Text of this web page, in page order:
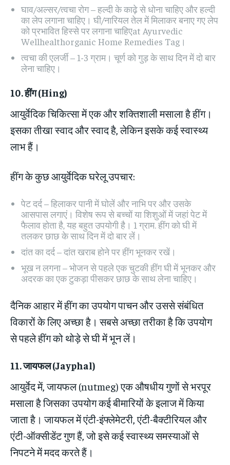
घाव/अल्सर/त्वचा रोग – हल्दी के काढ़े से धोना चाहिए और हल्दी
का लेप लगाना चाहिए। घी/नारियल तेल में मिलाकर बनाए गए लेप
को प्रभावित हिस्से पर लगाना चाहिएat Ayurvedic
Wellhealthorganic Home Remedies Tag।
त्वचा की एलर्जी – 1-3 ग्राम। चूर्ण को गुड़ के साथ दिन में दो बार
लेना चाहिए।
10.हींग(Hing)
आयुर्वेदिक चिकित्सा में एक और शक्तिशाली मसाला है हींग।
इसका तीखा स्वाद और स्वाद है, लेकिन इसके कई स्वास्थ्य
लाभ हैं।
हींग के कुछ आयुर्वेदिक घरेलू उपचार:
पेट दर्द – हिलाकर पानी में घोलें और नाभि पर और उसके
आसपास लगाएं। विशेष रूप से बच्चों या शिशुओं में जहां पेट में
फैलाव होता है, यह बहुत उपयोगी है। 1 ग्राम. हींग को घी में
तलकर छाछ के साथ दिन में दो बार लें।
दांत का दर्द – दांत खराब होने पर हींग भूनकर रखें।
भूख न लगना – भोजन से पहले एक चुटकी हींग घी में भूनकर और
अदरक का एक टुकड़ा पीसकर छाछ के साथ लेना चाहिए।
दैनिक आहार में हींग का उपयोग पाचन और उससे संबंधित
विकारों के लिए अच्छा है। सबसे अच्छा तरीका है कि उपयोग
से पहले हींग को थोड़े से घी में भून लें।
11.जायफल(Jayphal)
आयुर्वेद में, जायफल (nutmeg) एक औषधीय गुणों से भरपूर
मसाला है जिसका उपयोग कई बीमारियों के इलाज में किया
जाता है। जायफल में एंटी-इंफ्लेमेटरी, एंटी-बैक्टीरियल और
एंटी-ऑक्सीडेंट गुण हैं, जो इसे कई स्वास्थ्य समस्याओं से
निपटने में मदद करते हैं।